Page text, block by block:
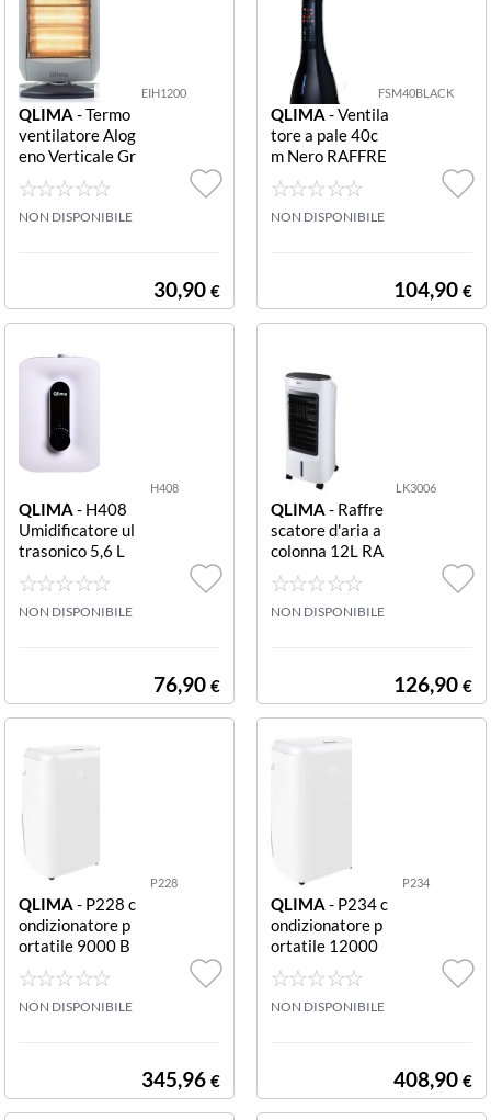
EIH1200
QLIMA - Termo
ventilatore Alog
eno Verticale Gr
igio ALOGENA
WATT 1200 W
HITE-GREY
NON DISPONIBILE
30,90 €
FSM40BLACK
QLIMA - Ventila
tore a pale 40c
m Nero RAFFRE
SCATORE KW 0
90
NON DISPONIBILE
104,90 €
H408
QLIMA - H408
Umidificatore ul
trasonico 5,6 L
Bianco UMIDIFI
CATORE IT/24
H 7 5 35MQ
NON DISPONIBILE
76,90 €
LK3006
QLIMA - Raffre
scatore d'aria a
colonna 12L RA
FFRESCATORE
1.36KW 12LT
NON DISPONIBILE
126,90 €
P228
QLIMA - P228 c
ondizionatore p
ortatile 9000 B
TU bianco CLIM
ATIZ PORT 9KB
TU
NON DISPONIBILE
345,96 €
P234
QLIMA - P234 c
ondizionatore p
ortatile 12000
BTU bianco CLI
MATIZ PORTAT
ILE 12000 BTU
NON DISPONIBILE
408,90 €